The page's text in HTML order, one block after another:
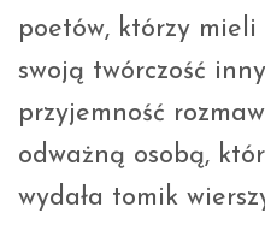
poetów, którzy
swoją twórczość
przyjemność
odważną osobą,
wydała tomik